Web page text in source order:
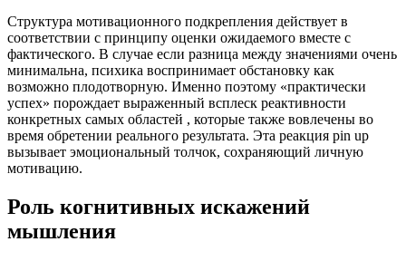
Структура мотивационного подкрепления действует в
соответствии с принципу оценки ожидаемого вместе с
фактического. В случае если разница между значениями очень
минимальна, психика воспринимает обстановку как
возможно плодотворную. Именно поэтому «практически
успех» порождает выраженный всплеск реактивности
конкретных самых областей , которые также вовлечены во
время обретении реального результата. Эта реакция pin up
вызывает эмоциональный толчок, сохраняющий личную
мотивацию.
Роль когнитивных искажений
мышления